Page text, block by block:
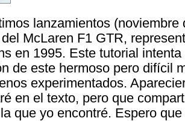
lanzamientos
McLaren F1 GTR,
en 1995. Este tutorial
de este hermoso pero difícil
experimentados.
en el texto, pero que
que yo encontré. Espero